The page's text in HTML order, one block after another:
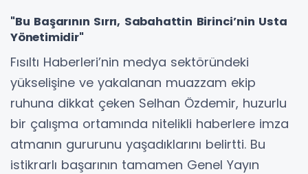
"Bu Başarının Sırrı, Sabahattin Birinci’nin Usta
Yönetimidir"
Fısıltı Haberleri’nin medya sektöründeki
yükselişine ve yakalanan muazzam ekip
ruhuna dikkat çeken Selhan Özdemir, huzurlu
bir çalışma ortamında nitelikli haberlere imza
atmanın gururunu yaşadıklarını belirtti. Bu
istikrarlı başarının tamamen Genel Yayın